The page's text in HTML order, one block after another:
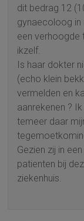
dit bedrag 12
gynaecoloog in
een verhoogde
ikzelf.
Is haar dokter
(echo klein
vermelden en
aanrekenen ?
temeer daar
Gezien zij in
patienten bij
ziekenhuis.